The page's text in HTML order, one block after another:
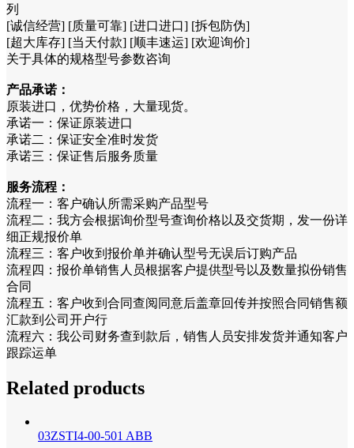
列
[诚信经营] [质量可靠] [进口进口] [拆包防伪]
[超大库存] [当天付款] [顺丰速运] [欢迎询价]
关于具体的规格型号参数咨询
产品承诺：
原装进口，优势价格，大量现货。
承诺一：保证原装进口
承诺二：保证安全准时发货
承诺三：保证售后服务质量
服务流程：
流程一：客户确认所需采购产品型号
流程二：我方会根据询价型号查询价格以及交货期，发一份详
细正规报价单
流程三：客户收到报价单并确认型号无误后订购产品
流程四：报价单销售人员根据客户提供型号以及数量拟份销售
合同
流程五：客户收到合同查阅同意后盖章回传并按照合同销售额
汇款到公司开户行
流程六：我公司财务查到款后，销售人员安排发货并通知客户
跟踪运单
Related products
03ZSTI4-00-501 ABB